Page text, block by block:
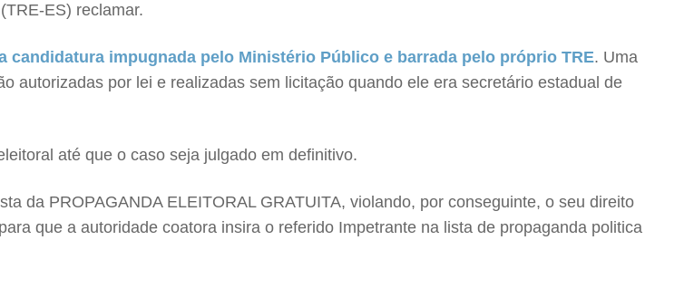
ES) reclamar.
candidatura impugnada pelo Ministério Público e barrada pelo próprio TRE. Uma
autorizadas por lei e realizadas sem licitação quando ele era secretário estadual de
até que o caso seja julgado em definitivo.
da PROPAGANDA ELEITORAL GRATUITA, violando, por conseguinte, o seu direito
que a autoridade coatora insira o referido Impetrante na lista de propaganda politica